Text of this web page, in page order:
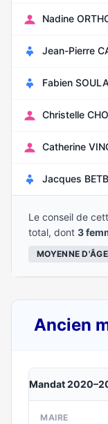
Nadine
Jean-Pierre
Fabien
Christelle
Catherine
Jacques
Le conseil de
total, dont 3
MOYENNE
Ancien
Mandat
MAIRE